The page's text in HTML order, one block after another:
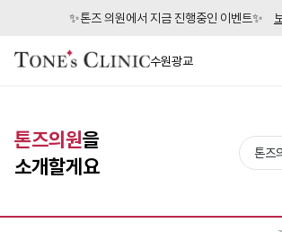
✨톤즈 의원에서 지금 진행중인 이벤트✨
수원광교
톤즈의원을
소개할게요